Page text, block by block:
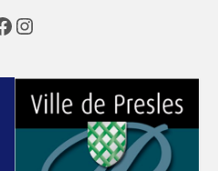
Instagram